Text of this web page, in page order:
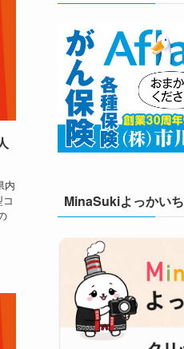
内
MinaSukiよっかいち